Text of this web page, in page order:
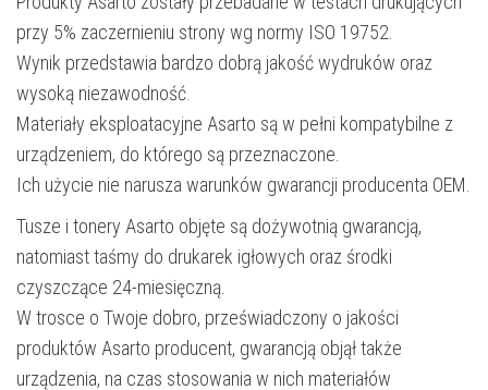
przy 5% zaczernieniu strony wg normy ISO 19752.
Wynik przedstawia bardzo dobrą jakość wydruków oraz
wysoką niezawodność.
Materiały eksploatacyjne Asarto są w pełni kompatybilne z
urządzeniem, do którego są przeznaczone.
Ich użycie nie narusza warunków gwarancji producenta OEM.
Tusze i tonery Asarto objęte są dożywotnią gwarancją,
natomiast taśmy do drukarek igłowych oraz środki
czyszczące 24-miesięczną.
W trosce o Twoje dobro, przeświadczony o jakości
produktów Asarto producent, gwarancją objął także
urządzenia, na czas stosowania w nich materiałów